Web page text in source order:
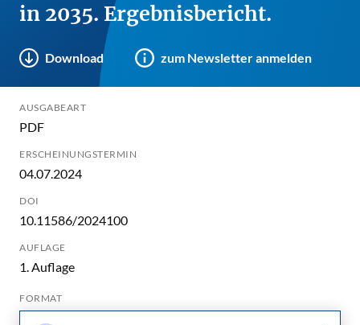
in 2035. Ergebnisbericht.
Download zum Newsletter anmelden
AUSGABEART
PDF
ERSCHEINUNGSTERMIN
04.07.2024
DOI
10.11586/2024100
AUFLAGE
1. Auflage
FORMAT